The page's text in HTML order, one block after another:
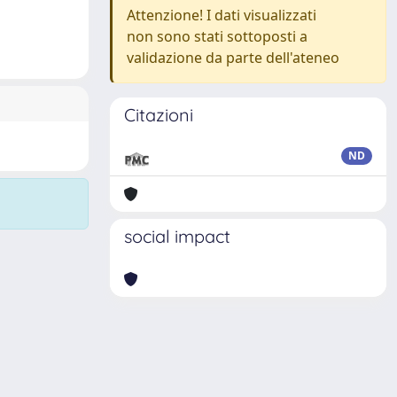
Attenzione! I dati visualizzati
non sono stati sottoposti a
validazione da parte dell'ateneo
Citazioni
ND
social impact